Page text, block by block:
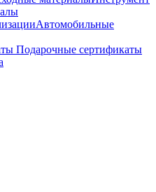
Автомобильные
Подарочные сертификаты